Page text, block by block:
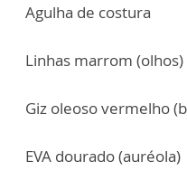
Agulha de costura
Linhas marrom
Giz oleoso vermelho
EVA dourado (auréola)